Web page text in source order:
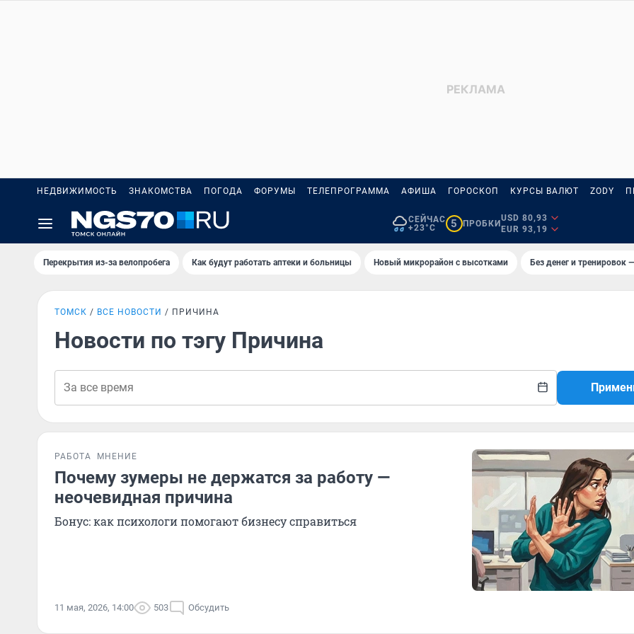
НЕДВИЖИМОСТЬ ЗНАКОМСТВА ПОГОДА ФОРУМЫ ТЕЛЕПРОГРАММА АФИША ГОРОСКОП КУРСЫ ВАЛЮТ ZODY
СЕЙЧАС
+23°C
5 ПРОБКИ
USD 80,93
EUR 93,19
Перекрытия из-за велопробега Как будут работать аптеки и больницы Новый микрорайон с высотками Без денег и тренировок
ТОМСК ВСЕ НОВОСТИ ПРИЧИНА
Новости по тэгу Причина
РАБОТА МНЕНИЕ
Почему зумеры не держатся за работу —
неочевидная причина
Бонус: как психологи помогают бизнесу справиться
11 мая, 2026, 14:00 503 Обсудить